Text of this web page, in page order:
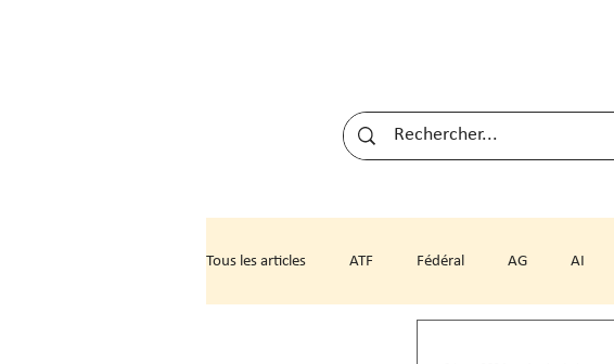
Tous les articles ATF Fédéral AG AI